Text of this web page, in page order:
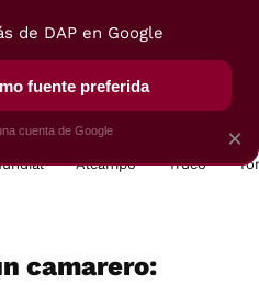
VEGUI
Alcampo Truco
camarero:
×
de DAP en Google
fuente preferida
cuenta de Google